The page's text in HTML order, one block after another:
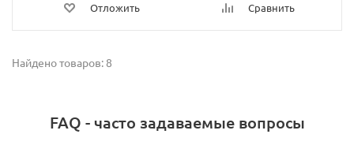
Отложить Сравнить
Найдено товаров: 8
FAQ - часто задаваемые вопросы